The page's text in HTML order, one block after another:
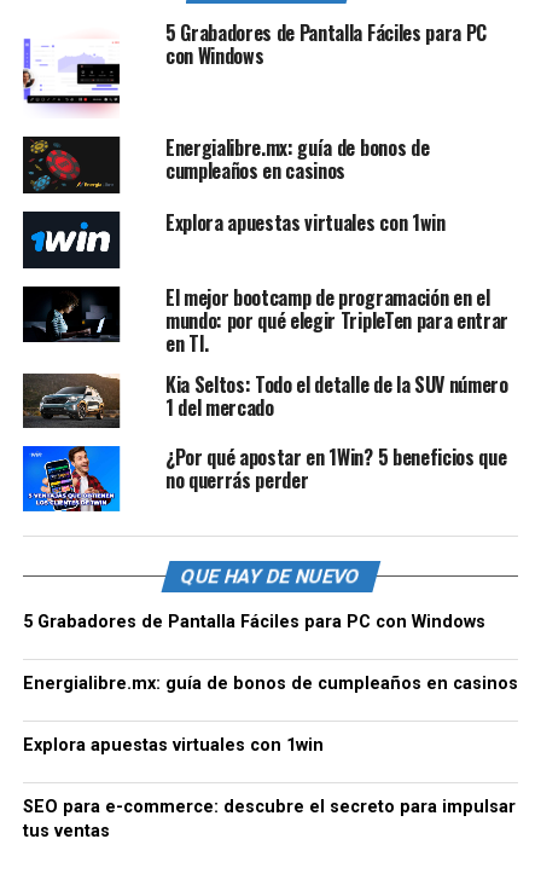
5 Grabadores de Pantalla Fáciles para PC
con Windows
Energialibre.mx: guía de bonos de
cumpleaños en casinos
Explora apuestas virtuales con 1win
El mejor bootcamp de programación en el
mundo: por qué elegir TripleTen para entrar
en TI.
Kia Seltos: Todo el detalle de la SUV número
1 del mercado
¿Por qué apostar en 1Win? 5 beneficios que
no querrás perder
QUE HAY DE NUEVO
5 Grabadores de Pantalla Fáciles para PC con Windows
Energialibre.mx: guía de bonos de cumpleaños en casinos
Explora apuestas virtuales con 1win
SEO para e-commerce: descubre el secreto para impulsar
tus ventas